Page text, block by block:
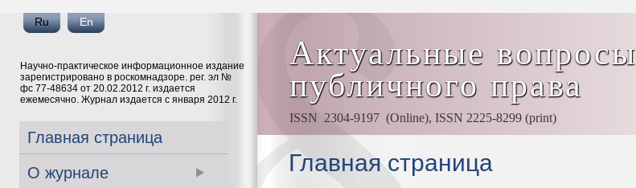
En
Ru
Научно-практическое информационное издание
зарегистрировано в роскомнадзоре. рег. эл №
фс 77-48634 от 20.02.2012 г. издается
ежемесячно. Журнал издается с января 2012 г.
Главная страница
О журнале
Актуальные вопросы
публичного права
ISSN 2304-9197 (Online), ISSN 2225-8299 (print)
Главная страница